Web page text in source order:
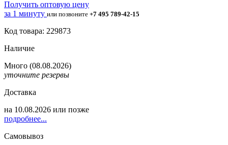
Получить оптовую цену
за 1 минуту или позвоните +7 495 789-42-15
Код товара: 229873
Наличие
Много (08.08.2026)
уточните резервы
Доставка
на 10.08.2026 или позже
подробнее...
Самовывоз